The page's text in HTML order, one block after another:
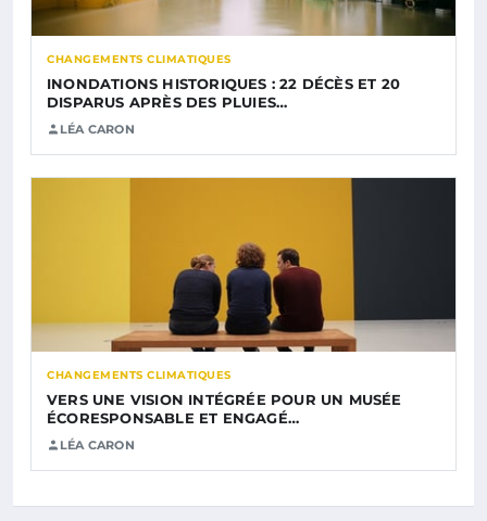
CHANGEMENTS CLIMATIQUES
INONDATIONS HISTORIQUES : 22 DÉCÈS ET 20
DISPARUS APRÈS DES PLUIES…
LÉA CARON
CHANGEMENTS CLIMATIQUES
VERS UNE VISION INTÉGRÉE POUR UN MUSÉE
ÉCORESPONSABLE ET ENGAGÉ…
LÉA CARON